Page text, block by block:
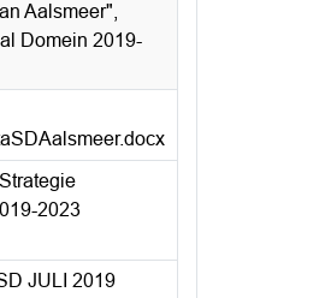
Aalsmeer",
Domein 2019-
2023
JULI 2019